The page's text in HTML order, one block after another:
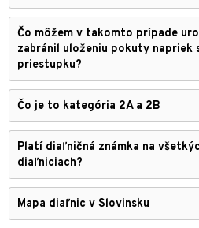
Čo môžem v takomto prípade
zabránil uloženiu pokuty napriek
priestupku?
Čo je to kategória 2A a 2B
Platí diaľničná známka na
diaľniciach?
Mapa diaľnic v Slovinsku